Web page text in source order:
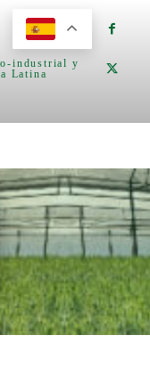
industrial y
Latina